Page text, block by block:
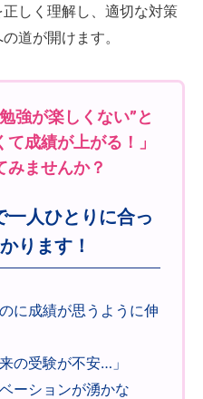
しく理解し、適切な対策
道が開けます。
強が楽しくない”と
成績が上がる！」
みませんか？
一人ひとりに合っ
ります！
に成績が思うように伸
の受験が不安…」
ーションが湧かな